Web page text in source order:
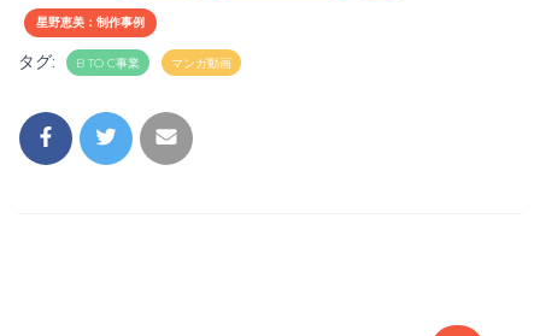
星野恵美：制作事例
タグ: B TO C事業 マンガ動画